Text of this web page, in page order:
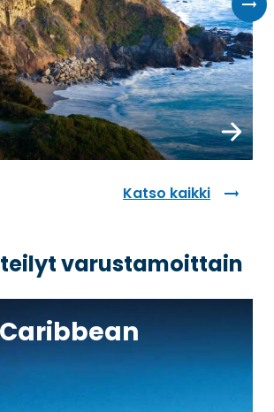
Varaa
Katso kaikki
varustamoittain